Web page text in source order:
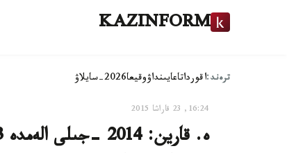
KAZINFORM
ترەند:اقورداتاعايىنداۋوقيعا2026-سايلاۋ
16:24, 23 قاراشا 2015